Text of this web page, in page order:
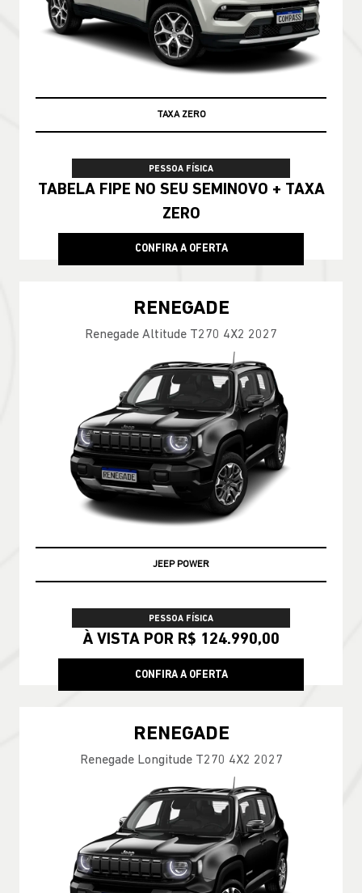
100% DA TABELA FIPE NO SEU USADO
PESSOA FÍSICA
TABELA FIPE NO SEU SEMINOVO + TAXA
ZERO
CONFIRA A OFERTA
RENEGADE
Renegade Altitude T270 4X2 2027
JEEP POWER
PESSOA FÍSICA
À VISTA POR R$ 124.990,00
CONFIRA A OFERTA
RENEGADE
Renegade Longitude T270 4X2 2027